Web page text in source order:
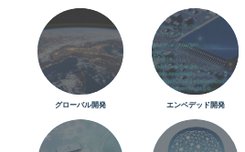
グローバル開発 エンベデッド開発